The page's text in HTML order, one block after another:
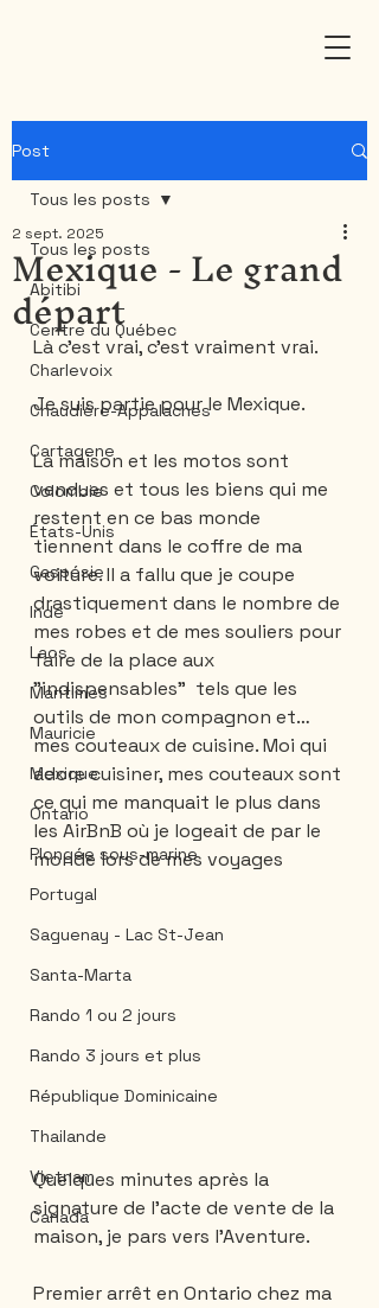
Post
Tous les posts
Abitibi
Centre du Québec
Charlevoix
Chaudière-Appalaches
Cartagene
Colombie
États-Unis
Gaspésie
Inde
Laos
Maritimes
Mauricie
Mexique
Ontario
Plongée sous-marine
Portugal
Saguenay - Lac St-Jean
Santa-Marta
Rando 1 ou 2 jours
Rando 3 jours et plus
République Dominicaine
Thailande
Vietnam
Canada
Tous les posts
Mexique - Le grand
départ
2 sept. 2025
Là c’est vrai, c’est vraiment vrai.
Je suis partie pour le Mexique.
La maison et les motos sont
vendues et tous les biens qui me
restent en ce bas monde
tiennent dans le coffre de ma
voiture. Il a fallu que je coupe
drastiquement dans le nombre de
mes robes et de mes souliers pour
faire de la place aux
"indispensables"  tels que les
outils de mon compagnon et…
mes couteaux de cuisine. Moi qui
adore cuisiner, mes couteaux sont
ce qui me manquait le plus dans
les AirBnB où je logeait de par le
monde lors de mes voyages
Quelques minutes après la
signature de l’acte de vente de la
maison, je pars vers l’Aventure.
Premier arrêt en Ontario chez ma